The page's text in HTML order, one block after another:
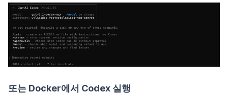
또는 Docker에서 Codex 실행